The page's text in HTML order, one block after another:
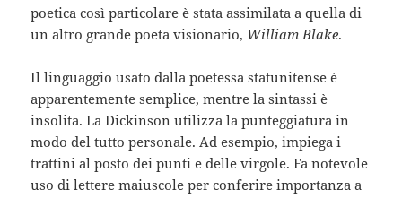
poetica così particolare è stata assimilata a quella di
un altro grande poeta visionario, William Blake.
Il linguaggio usato dalla poetessa statunitense è
apparentemente semplice, mentre la sintassi è
insolita. La Dickinson utilizza la punteggiatura in
modo del tutto personale. Ad esempio, impiega i
trattini al posto dei punti e delle virgole. Fa notevole
uso di lettere maiuscole per conferire importanza a